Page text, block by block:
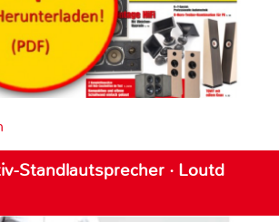
Standlautsprecher · Loutd